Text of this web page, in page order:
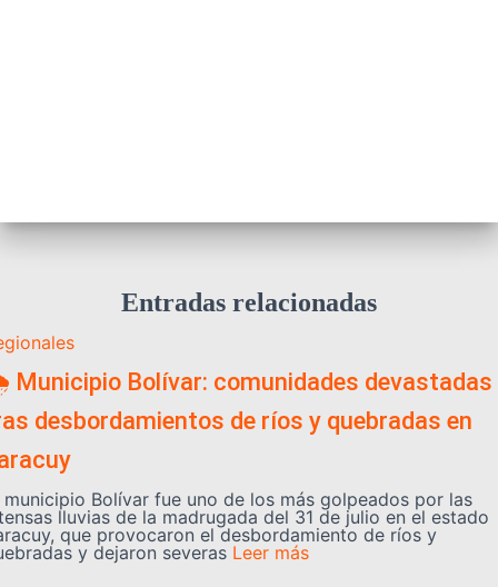
Entradas relacionadas
Bolívar: comunidades devastadas
desbordamientos de ríos y quebradas en
municipio Bolívar fue uno de los más golpeados por las
lluvias de la madrugada del 31 de julio en el estado
que provocaron el desbordamiento de ríos y
y dejaron severas Leer más